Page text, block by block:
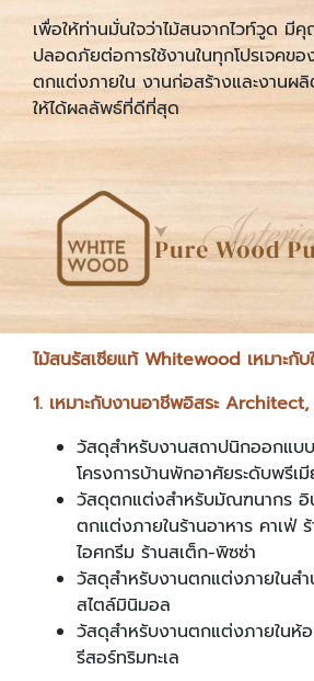
เพื่อให้ท่านมั่นใจว่าไม้สนจากไวท์วูด
ปลอดภัยต่อการใช้งานในทุกโปรเจคข
ตกแต่งภายใน งานก่อสร้างและงานผ
ให้ได้ผลลัพธ์ที่ดีที่สุด
ไม้สนรัสเซียแท้ Whitewood เหมาะกับ
1. เหมาะกับงานอาชีพอิสระ
วัสดุสำหรับงานสถาปนิกออกแบ
โครงการบ้านพักอาศัยระดับพรีเ
วัสดุตกแต่งสำหรับมัณฑนากร อิ
ตกแต่งภายในร้านอาหาร คาเฟ่
ไอศกรีม ร้านสเต็ก-พิซซ่า
วัสดุสำหรับงานตกแต่งภายในส
สไตล์มินิมอล
วัสดุสำหรับงานตกแต่งภายในห้
รีสอร์ทริมทะเล